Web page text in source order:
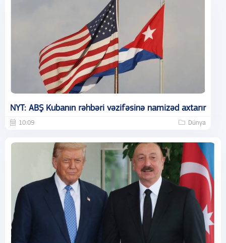
NYT: ABŞ Kubanın rəhbəri vəzifəsinə namizəd axtarır
10:09 Dünya